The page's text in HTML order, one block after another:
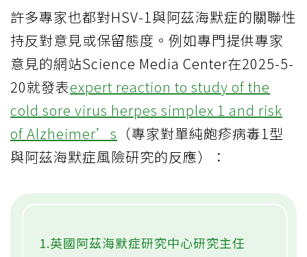
許多專家也都對HSV-1與阿茲海默症的關聯性
持反對意見或保留態度。例如專門提供專家
意見的網站Science Media Center在2025-5-
20就發表expert reaction to study of the
cold sore virus herpes simplex 1 and risk
of Alzheimer’s （專家對單純皰疹病毒1型
與阿茲海默症風險研究的反應）：
1.英國阿茲海默症研究中心研究主任